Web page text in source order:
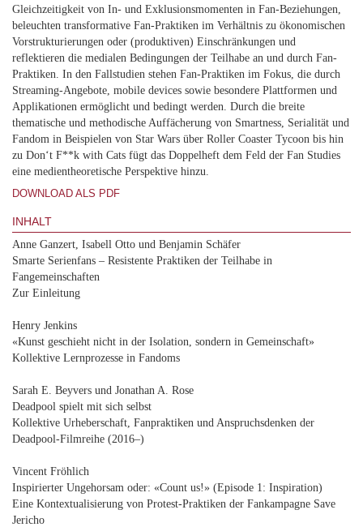
Gleichzeitigkeit von In- und Exklusionsmomenten in Fan-Beziehungen,
beleuchten transformative Fan-Praktiken im Verhältnis zu ökonomischen
Vorstrukturierungen oder (produktiven) Einschränkungen und
reflektieren die medialen Bedingungen der Teilhabe an und durch Fan-
Praktiken. In den Fallstudien stehen Fan-Praktiken im Fokus, die durch
Streaming-Angebote, mobile devices sowie besondere Plattformen und
Applikationen ermöglicht und bedingt werden. Durch die breite
thematische und methodische Auffächerung von Smartness, Serialität und
Fandom in Beispielen von Star Wars über Roller Coaster Tycoon bis hin
zu Don‘t F**k with Cats fügt das Doppelheft dem Feld der Fan Studies
eine medientheoretische Perspektive hinzu.
DOWNLOAD ALS PDF
INHALT
Anne Ganzert, Isabell Otto und Benjamin Schäfer
Smarte Serienfans – Resistente Praktiken der Teilhabe in
Fangemeinschaften
Zur Einleitung
Henry Jenkins
«Kunst geschieht nicht in der Isolation, sondern in Gemeinschaft»
Kollektive Lernprozesse in Fandoms
Sarah E. Beyvers und Jonathan A. Rose
Deadpool spielt mit sich selbst
Kollektive Urheberschaft, Fanpraktiken und Anspruchsdenken der
Deadpool-Filmreihe (2016–)
Vincent Fröhlich
Inspirierter Ungehorsam oder: «Count us!» (Episode 1: Inspiration)
Eine Kontextualisierung von Protest-Praktiken der Fankampagne Save
Jericho